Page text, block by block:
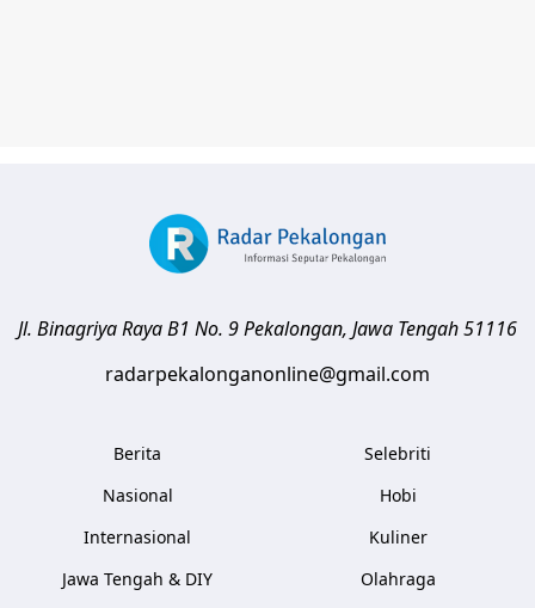
Jl. Binagriya Raya B1 No. 9Pekalongan, Jawa Tengah51116
radarpekalonganonline@gmail.com
Berita
Nasional
Internasional
Jawa Tengah & DIY
Selebriti
Hobi
Kuliner
Olahraga